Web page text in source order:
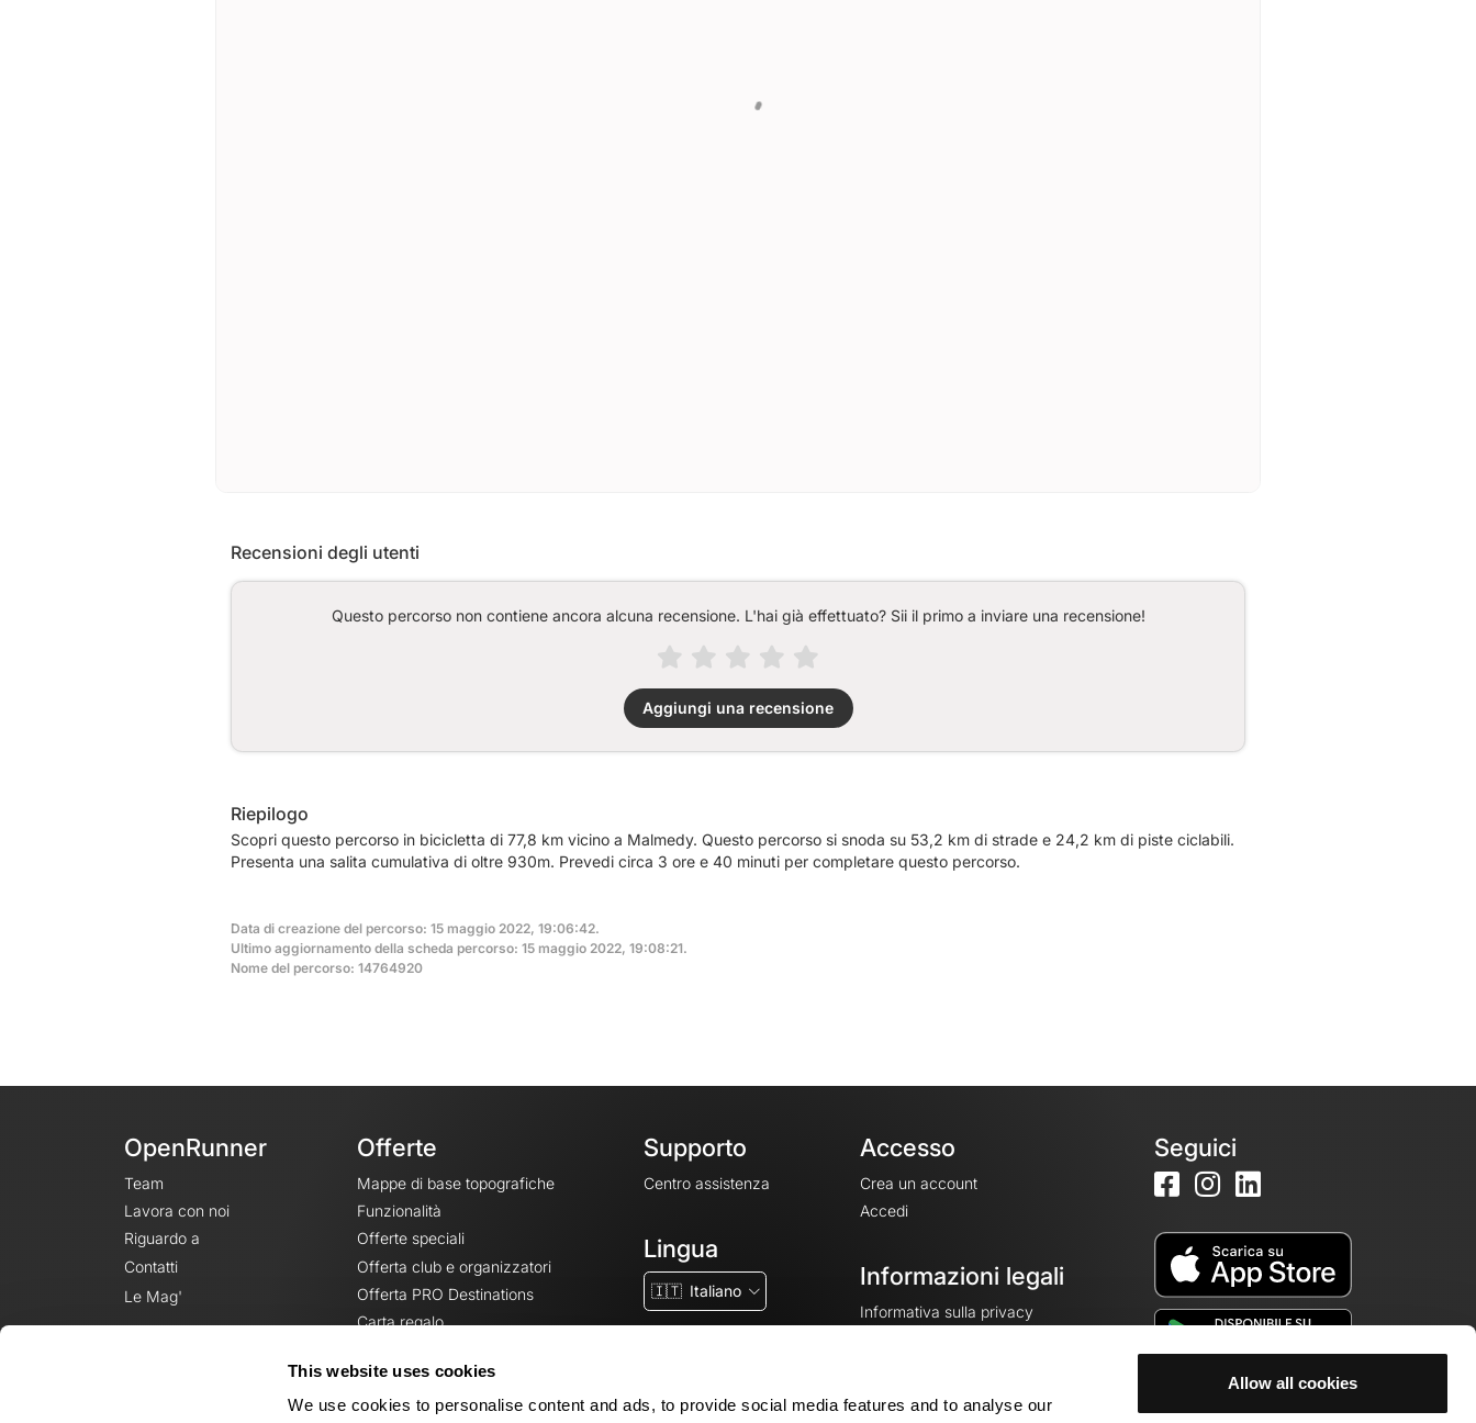
This website uses cookies
We use cookies to personalise content and ads, to provide social media features and to analyse our
Allow all cookies
Recensioni degli utenti
Questo percorso non contiene ancora alcuna recensione. L'hai già effettuato? Sii il primo a inviare una recensione!
Aggiungi una recensione
Riepilogo
Scopri questo percorso in bicicletta di 77,8 km vicino a Malmedy. Questo percorso si snoda su 53,2 km di strade e 24,2 km di piste ciclabili.
Presenta una salita cumulativa di oltre 930m. Prevedi circa 3 ore e 40 minuti per completare questo percorso.
Data di creazione del percorso: 15 maggio 2022, 19:06:42.
Ultimo aggiornamento della scheda percorso: 15 maggio 2022, 19:08:21.
Nome del percorso: 14764920
OpenRunner
Team
Lavora con noi
Riguardo a
Contatti
Le Mag'
Offerte
Mappe di base topografiche
Funzionalità
Offerte speciali
Offerta club e organizzatori
Offerta PRO Destinations
Carta regalo
Supporto
Centro assistenza
Lingua
🇮🇹 Italiano
Accesso
Crea un account
Accedi
Informazioni legali
Informativa sulla privacy
Seguici